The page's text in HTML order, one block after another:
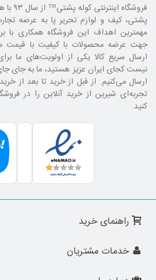
فروشگاه اینترنتی کوله پشتی
™
پشتی، کیف و لوازم تحریر پا به عرصه
مهمترین اهداف این فروشگاه همکاری با
جهت عرضه محصولات با کیفیت با قیمت
ارسال سریع کالا یکی از اولویت‌های
نیست کجای ایران عزیز هستید، ما به جای
ارسال می‌کنیم. از قبل از خرید تا بعد از
تجربه‌ای شیرین از خرید آنلاین را در
کنید.
راهنمای خرید
خدمات مشتریان